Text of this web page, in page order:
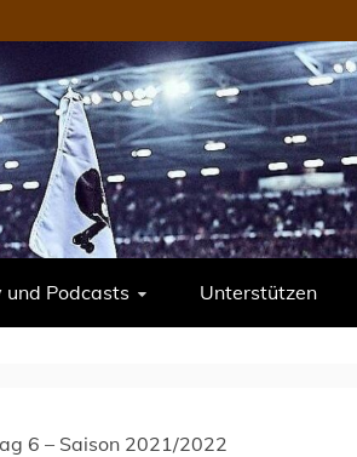
und Podcasts Unterstützen
6 – Saison 2021/2022